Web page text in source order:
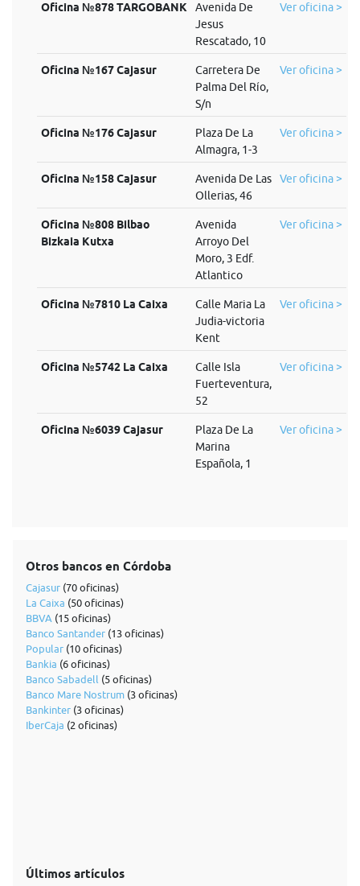
Oficina №878 TARGOBANK
Avenida De
Jesus
Rescatado, 10
Ver oficina >
Oficina №167 Cajasur
Carretera De
Palma Del Río,
S/n
Ver oficina >
Oficina №176 Cajasur
Plaza De La
Almagra, 1-3
Ver oficina >
Oficina №158 Cajasur
Avenida De Las
Ollerias, 46
Ver oficina >
Oficina №808 Bilbao
Bizkaia Kutxa
Avenida
Arroyo Del
Moro, 3 Edf.
Atlantico
Ver oficina >
Oficina №7810 La Caixa
Calle Maria La
Judia-victoria
Kent
Ver oficina >
Oficina №5742 La Caixa
Calle Isla
Fuerteventura,
52
Ver oficina >
Oficina №6039 Cajasur
Plaza De La
Marina
Española, 1
Ver oficina >
Otros bancos en Córdoba
Cajasur (70 oficinas)
La Caixa (50 oficinas)
BBVA (15 oficinas)
Banco Santander (13 oficinas)
Popular (10 oficinas)
Bankia (6 oficinas)
Banco Sabadell (5 oficinas)
Banco Mare Nostrum (3 oficinas)
Bankinter (3 oficinas)
IberCaja (2 oficinas)
Últimos artículos